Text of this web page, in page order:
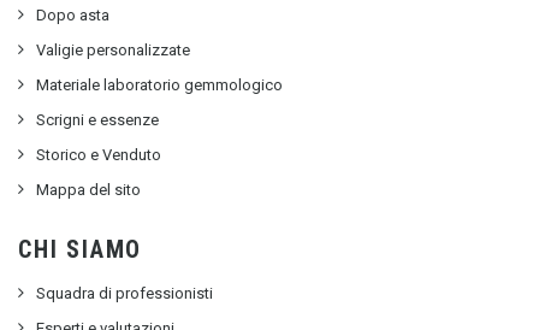
Dopo asta
Valigie personalizzate
Materiale laboratorio gemmologico
Scrigni e essenze
Storico e Venduto
Mappa del sito
CHI SIAMO
Squadra di professionisti